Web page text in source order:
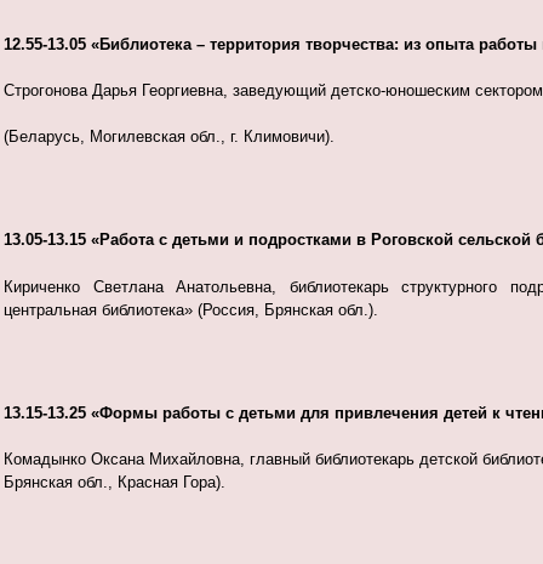
12.55-13.05 «Библиотека – территория творчества: из опыта
Строгонова Дарья Георгиевна, заведующий детско-юношеским
(Беларусь, Могилевская обл., г. Климовичи).
13.05-13.15 «Работа с детьми и подростками в Роговской
Кириченко Светлана Анатольевна, библиотекарь структурного
центральная библиотека» (Россия, Брянская обл.).
13.15-13.25 «Формы работы с детьми для привлечения детей к
Комадынко Оксана Михайловна, главный библиотекарь детской
Брянская обл., Красная Гора).